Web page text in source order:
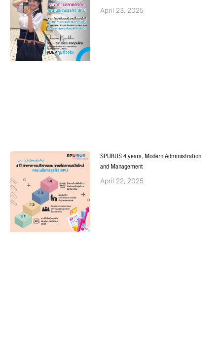
April 23, 2025
SPUBUS 4 years, Modern Administration
and Management
April 22, 2025